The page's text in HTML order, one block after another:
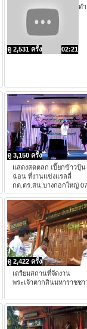
02:21
ดู 2,531 ครั้ง
ดำ
ดู 3,150 ครั้ง
แสดงสดตลก เปี๊ยกข้าวปุ้น
ฉ่อน ที่งานแข่งแรลลี่
กต.ตร.สน.บางกอกใหญ่ 07
ดู 2,422 ครั้ง
เตรียมสถานที่จัดงาน
พระเจ้าตากสินมหาราชช